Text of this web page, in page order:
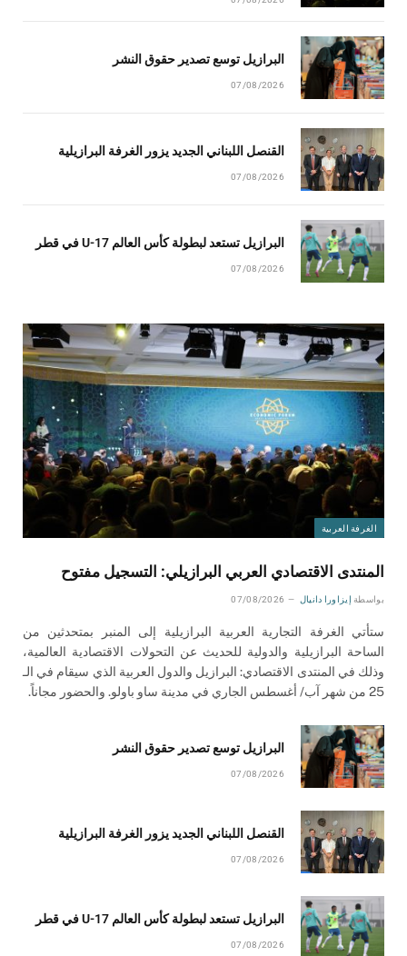
البرازيل توسع تصدير حقوق النشر
07/08/2026
القنصل اللبناني الجديد يزور الغرفة البرازيلية
07/08/2026
البرازيل تستعد لبطولة كأس العالم U-17 في قطر
07/08/2026
الغرفة العربية
المنتدى الاقتصادي العربي البرازيلي: التسجيل مفتوح
بواسطة إيزاورا دانيال 07/08/2026
ستأتي الغرفة التجارية العربية البرازيلية إلى المنبر بمتحدثين من
الساحة البرازيلية والدولية للحديث عن التحولات الاقتصادية العالمية،
وذلك في المنتدى الاقتصادي: البرازيل والدول العربية الذي سيقام في الـ
25 من شهر آب/ أغسطس الجاري في مدينة ساو باولو. والحضور مجاناً.
البرازيل توسع تصدير حقوق النشر
07/08/2026
القنصل اللبناني الجديد يزور الغرفة البرازيلية
07/08/2026
البرازيل تستعد لبطولة كأس العالم U-17 في قطر
07/08/2026